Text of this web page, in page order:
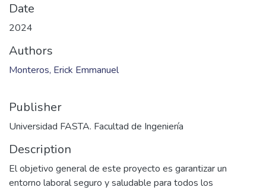
Date
2024
Authors
Monteros, Erick Emmanuel
Publisher
Universidad FASTA. Facultad de Ingeniería
Description
El objetivo general de este proyecto es garantizar un
entorno laboral seguro y saludable para todos los